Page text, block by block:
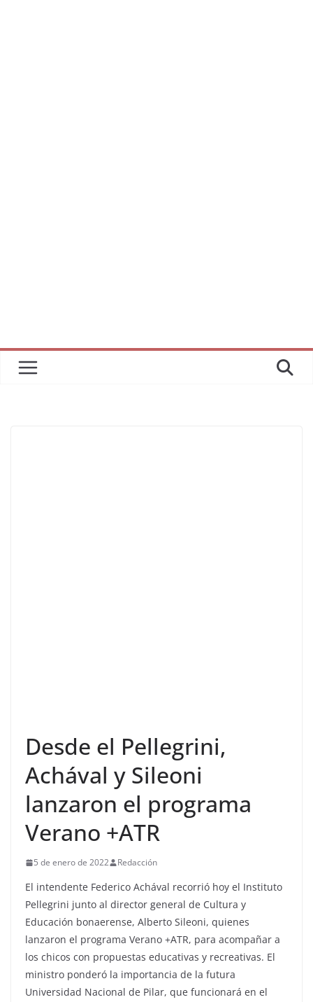
Desde el Pellegrini,
Achával y Sileoni
lanzaron el programa
Verano +ATR
5 de enero de 2022 Redacción
El intendente Federico Achával recorrió hoy el Instituto
Pellegrini junto al director general de Cultura y
Educación bonaerense, Alberto Sileoni, quienes
lanzaron el programa Verano +ATR, para acompañar a
los chicos con propuestas educativas y recreativas. El
ministro ponderó la importancia de la futura
Universidad Nacional de Pilar, que funcionará en el